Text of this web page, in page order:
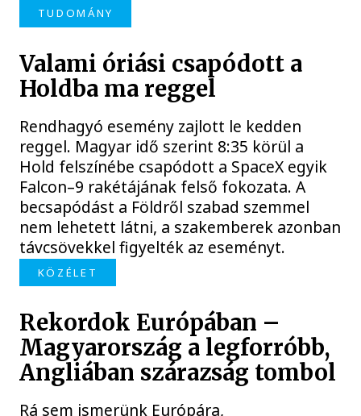
TUDOMÁNY
Valami óriási csapódott a
Holdba ma reggel
Rendhagyó esemény zajlott le kedden
reggel. Magyar idő szerint 8:35 körül a
Hold felszínébe csapódott a SpaceX egyik
Falcon–9 rakétájának felső fokozata. A
becsapódást a Földről szabad szemmel
nem lehetett látni, a szakemberek azonban
távcsövekkel figyelték az eseményt.
KÖZÉLET
Rekordok Európában –
Magyarország a legforróbb,
Angliában szárazság tombol
Rá sem ismerünk Európára,